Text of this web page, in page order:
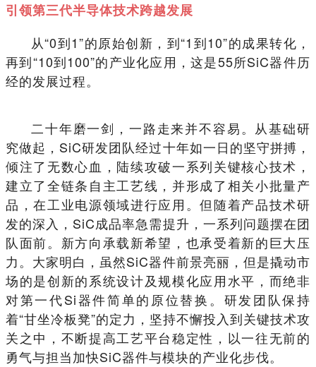
引领第三代半导体技术跨越发展
从“0到1”的原始创新，到“1到10”的成果转化，
再到“10到100”的产业化应用，这是55所SiC器件历
经的发展过程。
二十年磨一剑，一路走来并不容易。从基础研
究做起，SiC研发团队经过十年如一日的坚守拼搏，
倾注了无数心血，陆续攻破一系列关键核心技术，
建立了全链条自主工艺线，并形成了相关小批量产
品，在工业电源领域进行应用。但随着产品技术研
发的深入，SiC成品率急需提升，一系列问题摆在团
队面前。新方向承载新希望，也承受着新的巨大压
力。大家明白，虽然SiC器件前景亮丽，但是撬动市
场的是创新的系统设计及规模化应用水平，而绝非
对第一代Si器件简单的原位替换。研发团队保持
着“甘坐冷板凳”的定力，坚持不懈投入到关键技术攻
关之中，不断提高工艺平台稳定性，以一往无前的
勇气与担当加快SiC器件与模块的产业化步伐。